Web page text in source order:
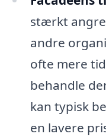
stærkt
andre
ofte mere
behandle
kan typisk
en lavere